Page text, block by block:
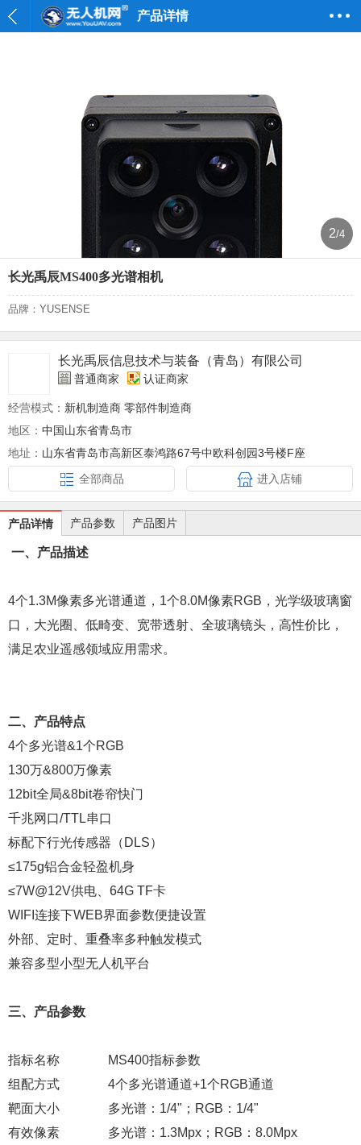
产品详情
2/4
长光禹辰MS400多光谱相机
品牌：YUSENSE
长光禹辰信息技术与装备（青岛）有限公司
普通商家 认证商家
经营模式： 新机制造商 零部件制造商
地区： 中国山东省青岛市
地址： 山东省青岛市高新区泰鸿路67号中欧科创园3号楼F座
全部商品
进入店铺
产品详情 产品参数 产品图片
一、产品描述
4个1.3M像素多光谱通道，1个8.0M像素RGB，光学级玻璃窗
口，大光圈、低畸变、宽带透射、全玻璃镜头，高性价比，
满足农业遥感领域应用需求。
二、产品特点
4个多光谱&1个RGB
130万&800万像素
12bit全局&8bit卷帘快门
千兆网口/TTL串口
标配下行光传感器（DLS）
≤175g铝合金轻盈机身
≤7W@12V供电、64G TF卡
WIFI连接下WEB界面参数便捷设置
外部、定时、重叠率多种触发模式
兼容多型小型无人机平台
三、产品参数
指标名称 MS400指标参数
组配方式 4个多光谱通道+1个RGB通道
靶面大小 多光谱：1/4"；RGB：1/4"
有效像素 多光谱：1.3Mpx；RGB：8.0Mpx